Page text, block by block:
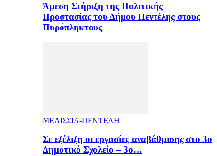
Άμεση Στήριξη της Πολιτικής
Προστασίας του Δήμου Πεντέλης στους
Πυρόπληκτους
ΜΕΛΙΣΣΙΑ-ΠΕΝΤΕΛΗ
Σε εξέλιξη οι εργασίες αναβάθμισης στο 3ο
Δημοτικό Σχολείο – 3ο…